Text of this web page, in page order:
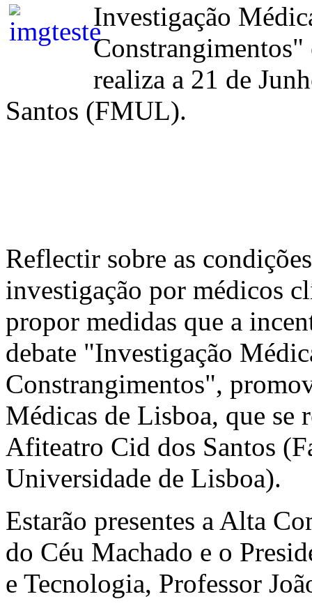
Investigação
realiza a 21 de
Santos (FMUL).
Reflectir sobre as
investigação por médicos
propor medidas que a
debate "Investigação
Constrangimentos",
Médicas de Lisboa, que se
Afiteatro Cid dos Santos
Universidade de Lisboa).
Estarão presentes a Alta
do Céu Machado e o
e Tecnologia, Professor